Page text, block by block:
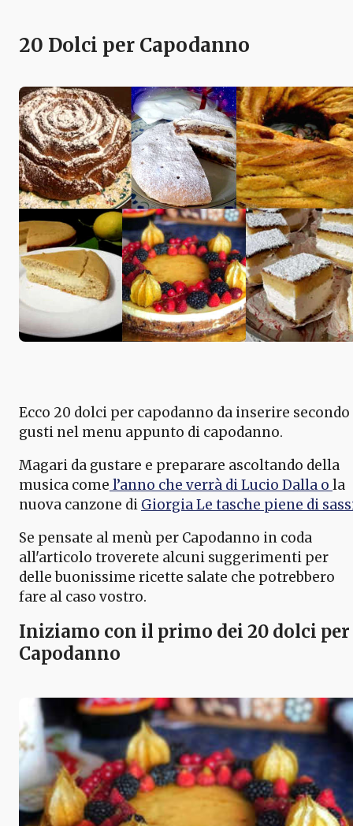
20 Dolci per Capodanno
Ecco 20 dolci per capodanno da inserire
gusti nel menu appunto di capodanno.
Magari da gustare e preparare ascoltando della
musica come l’anno che verrà di Lucio Dalla o la
nuova canzone di Giorgia Le tasche piene di
Se pensate al menù per Capodanno in coda
all'articolo troverete alcuni suggerimenti per
delle buonissime ricette salate che potrebbero
fare al caso vostro.
Iniziamo con il primo dei 20 dolci per
Capodanno